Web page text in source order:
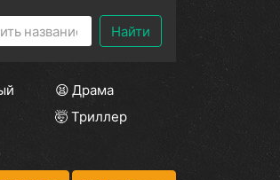
Найти
😫 Драма
🤯 Триллер